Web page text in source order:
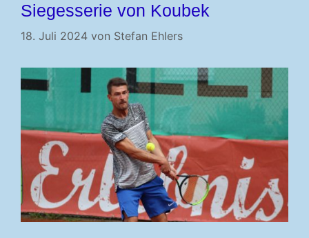
Siegesserie von Koubek
18. Juli 2024 von Stefan Ehlers